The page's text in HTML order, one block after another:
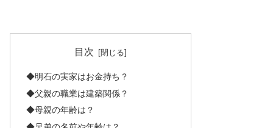
目次
◆明石の実家はお金持ち？
◆父親の職業は建築関係？
◆母親の年齢は？